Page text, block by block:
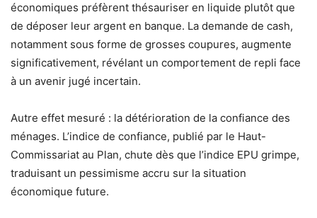
économiques préfèrent thésauriser en liquide plutôt que
de déposer leur argent en banque. La demande de cash,
notamment sous forme de grosses coupures, augmente
significativement, révélant un comportement de repli face
à un avenir jugé incertain.
Autre effet mesuré : la détérioration de la confiance des
ménages. L’indice de confiance, publié par le Haut-
Commissariat au Plan, chute dès que l’indice EPU grimpe,
traduisant un pessimisme accru sur la situation
économique future.